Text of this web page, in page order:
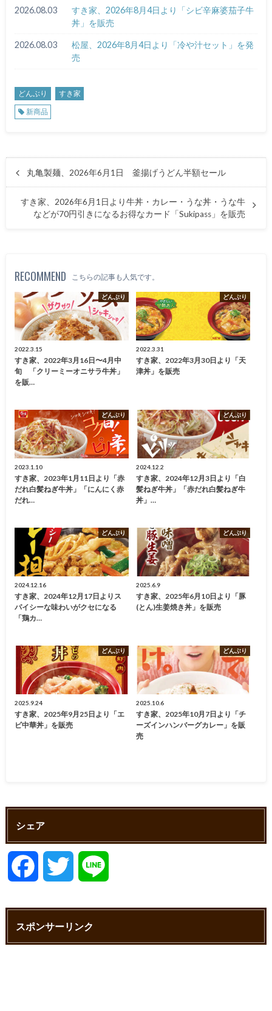
2026.08.03
すき家、2026年8月4日より「シビ辛麻婆茄子牛
丼」を販売
2026.08.03
松屋、2026年8月4日より「冷や汁セット」を発
売
どんぶり
すき家
新商品
丸亀製麺、2026年6月1日 釜揚げうどん半額セール
すき家、2026年6月1日より牛丼・カレー・うな丼・うな牛
などが70円引きになるお得なカード「Sukipass」を販売
RECOMMEND こちらの記事も人気です。
どんぶり
2022.3.15
すき家、2022年3月16日〜4月中
旬 「クリーミーオニサラ牛丼」
を販…
どんぶり
2022.3.31
すき家、2022年3月30日より「天
津丼」を販売
どんぶり
2023.1.10
すき家、2023年1月11日より「赤
だれ白髪ねぎ牛丼」「にんにく赤
だれ…
どんぶり
2024.12.2
すき家、2024年12月3日より「白
髪ねぎ牛丼」「赤だれ白髪ねぎ牛
丼」…
どんぶり
2024.12.16
すき家、2024年12月17日よりス
パイシーな味わいがクセになる
「鶏カ…
どんぶり
2025.6.9
すき家、2025年6月10日より「豚
(とん)生姜焼き丼」を販売
どんぶり
2025.9.24
すき家、2025年9月25日より「エ
ビ中華丼」を販売
どんぶり
2025.10.6
すき家、2025年10月7日より「チ
ーズインハンバーグカレー」を販
売
シェア
c i
スポンサーリンク